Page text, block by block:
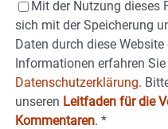
Mit der Nutzung dieses
sich mit der Speicherung
Daten durch diese
Informationen erfahren Sie
Datenschutzerklärung.
unseren Leitfaden für die
Kommentaren. *